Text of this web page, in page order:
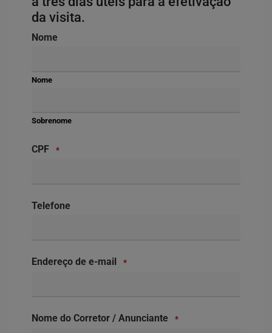
da visita.
Nome
Nome
Sobrenome
CPF *
Telefone
Endereço de e-mail *
Nome do Corretor / Anunciante *